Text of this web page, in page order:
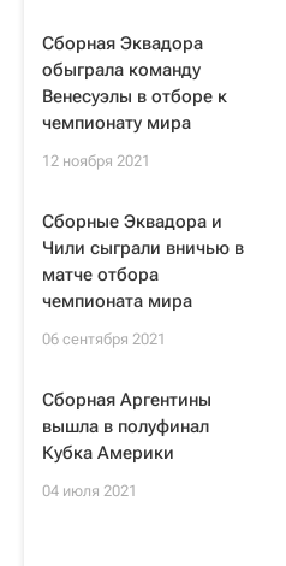
Сборная Эквадора
обыграла команду
Венесуэлы в отборе к
чемпионату мира
12 ноября 2021
Сборные Эквадора и
Чили сыграли вничью в
матче отбора
чемпионата мира
06 сентября 2021
Cборная Аргентины
вышла в полуфинал
Кубка Америки
04 июля 2021